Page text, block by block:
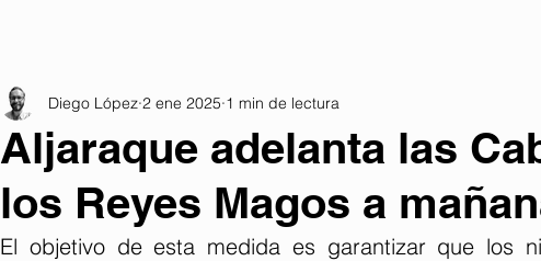
Aljaraque adelanta las
los Reyes Magos a
Diego López 2 ene 2025 1 min de lectura
El objetivo de esta medida es garantizar que los